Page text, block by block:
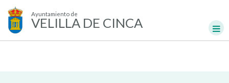
Ayuntamiento de
VELILLA DE CINCA